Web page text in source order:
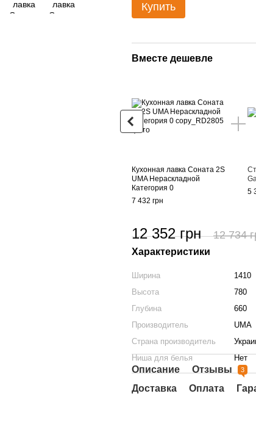
Купить
Вместе дешевле
Кухонная лавка Соната 2S
UMA Нераскладной
Категория 0
7 432 грн
5
12 352 грн 12 734
Характеристики
Ширина
1410
Высота
780
Глубина
660
Производитель
UMA
Страна производитель
Ниша для белья
Нет
Описание Отзывы 3
Доставка Оплата